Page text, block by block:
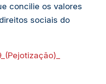
concilie os valores
sociais do